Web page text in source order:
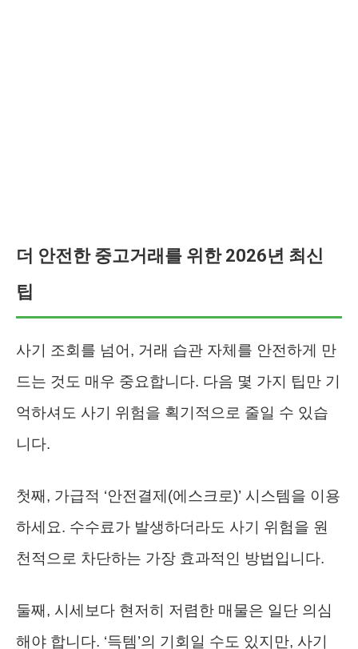
더 안전한 중고거래를 위한 2026년 최신
팁
사기 조회를 넘어, 거래 습관 자체를 안전하게 만
드는 것도 매우 중요합니다. 다음 몇 가지 팁만 기
억하셔도 사기 위험을 획기적으로 줄일 수 있습
니다.
첫째, 가급적 ‘안전결제(에스크로)’ 시스템을 이용
하세요. 수수료가 발생하더라도 사기 위험을 원
천적으로 차단하는 가장 효과적인 방법입니다.
둘째, 시세보다 현저히 저렴한 매물은 일단 의심
해야 합니다. ‘득템’의 기회일 수도 있지만, 사기